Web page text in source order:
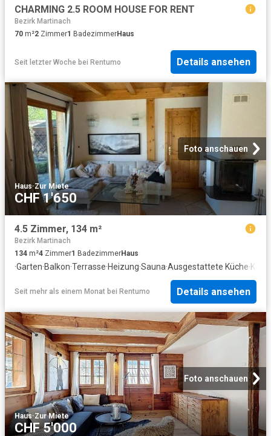
CHARMING 2.5 ROOM HOUSE FOR RENT
Bezirk Martinach
70 m²2 Zimmer1 BadezimmerHaus
Seit letzter Woche bei Rentumo Details ansehen
Foto anschauen
Haus·Zur Miete
CHF 1'650
4.5 Zimmer, 134 m²
Bezirk Martinach
134 m²4 Zimmer1 BadezimmerHaus
·Garten·Balkon·Terrasse·Heizung·Sauna·Ausgestattete Küche·
Seit mehr als einem Monat bei Rentumo Details ansehen
Foto anschauen
Haus·Zur Miete
CHF 5'000